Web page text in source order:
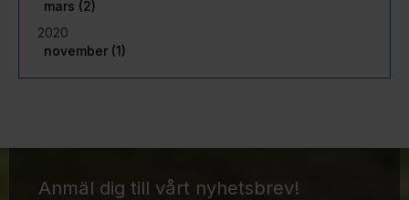
mars (2)
2020
november (1)
Anmäl dig till vårt nyhetsbrev!